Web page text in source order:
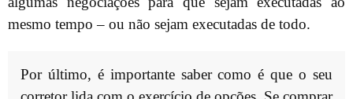
mesmo tempo – ou não sejam executadas de todo.
Por último, é importante saber como é que o seu